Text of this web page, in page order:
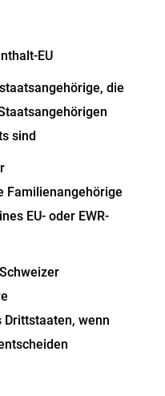
EU
die
sind
Familienangehörige
EU- oder EWR-
wenn